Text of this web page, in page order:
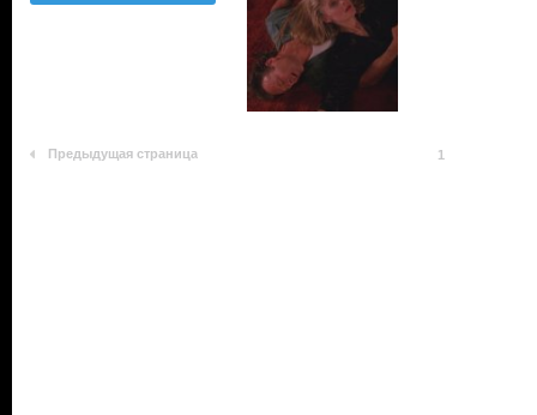
Предыдущая страница 1